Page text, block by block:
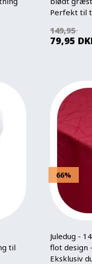
Perfekt til
149,95
79,95
til
66%
Juledug -
flot design
Eksklusiv